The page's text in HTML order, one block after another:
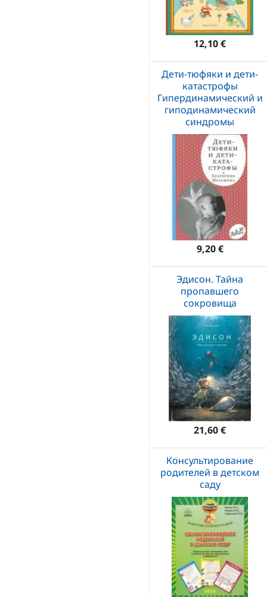
12,10 €
Дети-тюфяки и дети-
катастрофы
Гипердинамический и
гиподинамический
синдромы
9,20 €
Эдисон. Тайна
пропавшего
сокровища
21,60 €
Консультирование
родителей в детском
саду